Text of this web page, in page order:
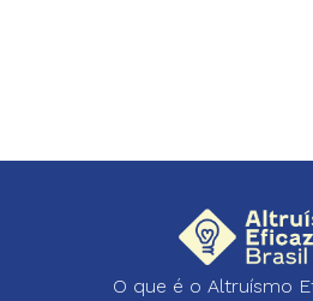
O que é o Altruísmo